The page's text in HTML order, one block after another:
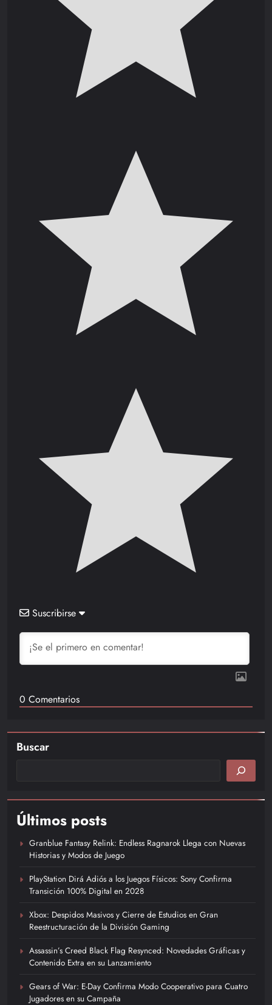
Suscribirse
0 Comentarios
Buscar
Últimos posts
Granblue Fantasy Relink: Endless Ragnarok Llega con Nuevas
Historias y Modos de Juego
PlayStation Dirá Adiós a los Juegos Físicos: Sony Confirma
Transición 100% Digital en 2028
Xbox: Despidos Masivos y Cierre de Estudios en Gran
Reestructuración de la División Gaming
Assassin’s Creed Black Flag Resynced: Novedades Gráficas y
Contenido Extra en su Lanzamiento
Gears of War: E-Day Confirma Modo Cooperativo para Cuatro
Jugadores en su Campaña